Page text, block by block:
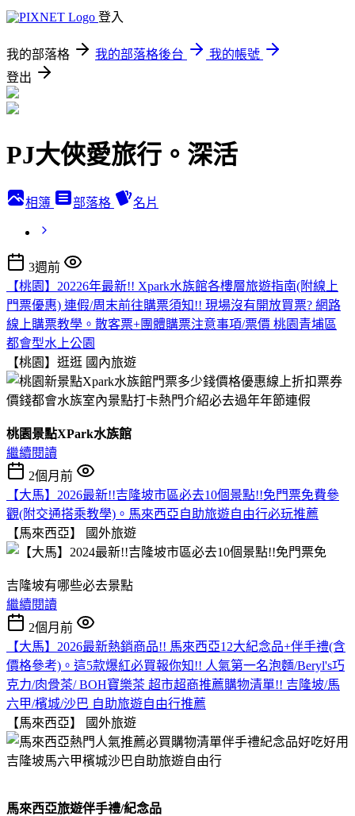
登入
我的部落格 我的部落格後台
我的帳號
登出
PJ大俠愛旅行。深活
相簿 部落格 名片
3週前
【桃園】20226年最新!! Xpark水族館各樓層旅遊指南(附線上
門票優惠) 連假/周末前往購票須知!! 現場沒有開放買票? 網路
線上購票教學。散客票+團體購票注意事項/票價 桃園青埔區
都會型水上公園
【桃園】逛逛 國內旅遊
桃園景點XPark水族館
繼續閱讀
2個月前
【大馬】2026最新!!吉隆坡市區必去10個景點!!免門票免費參
觀(附交通搭乘教學)。馬來西亞自助旅遊自由行必玩推薦
【馬來西亞】
國外旅遊
吉隆坡有哪些必去景點
繼續閱讀
2個月前
【大馬】2026最新熱銷商品!! 馬來西亞12大紀念品+伴手禮(含
價格參考)。這5款爆紅必買報你知!! 人氣第一名泡麵/Beryl's巧
克力/肉骨茶/ BOH寶樂茶 超市超商推薦購物清單!! 吉隆坡/馬
六甲/檳城/沙巴 自助旅遊自由行推薦
【馬來西亞】
國外旅遊
馬來西亞旅遊伴手禮/紀念品